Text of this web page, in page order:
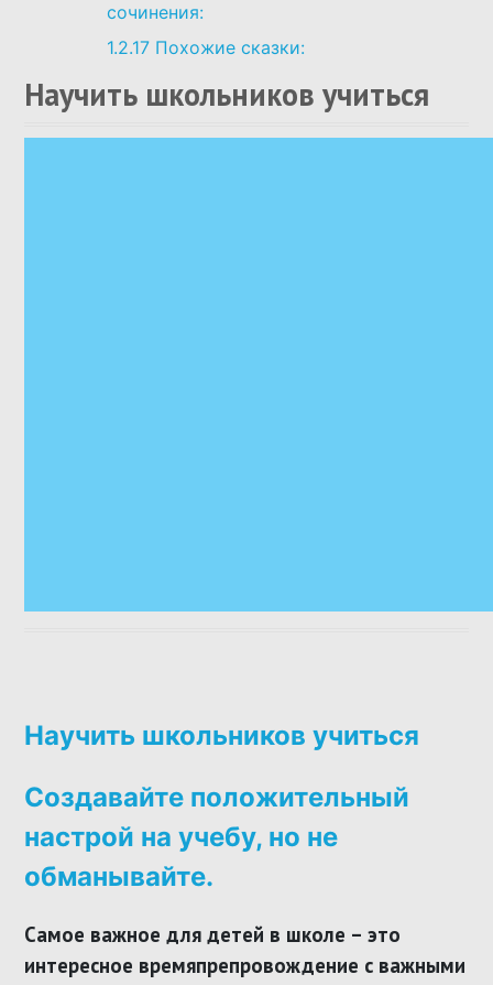
сочинения:
1.2.17 Похожие сказки:
Научить школьников учиться
Научить школьников учиться
Создавайте положительный
настрой на учебу, но не
обманывайте.
Самое важное для детей в школе – это
интересное времяпрепровождение с важными